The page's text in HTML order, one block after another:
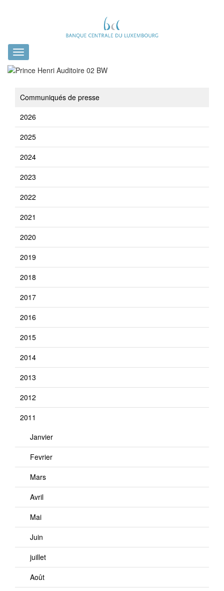
Toggle
navigation
Communiqués de presse
2026
2025
2024
2023
2022
2021
2020
2019
2018
2017
2016
2015
2014
2013
2012
2011
Janvier
Fevrier
Mars
Avril
Mai
Juin
juillet
Août